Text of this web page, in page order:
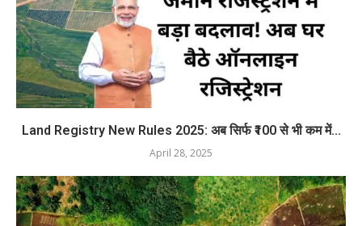
Land Registry New Rules 2025: अब सिर्फ ₹100 से भी कम में...
April 28, 2025